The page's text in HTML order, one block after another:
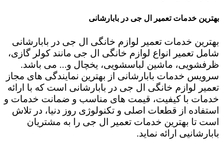
بهترین خدمات تعمیر ال جی در بابارشانی
بهترین خدمات تعمیر لوازم خانگی ال جی در بابارشانی
شامل تعمیر انواع لوازم خانگی ال جی مانند کولر گازی،
ظرفشویی، ماشین لباسشویی، یخچال و... می باشد.
سرویس خدمات بابارشانی از بهترین نمایندگی های مجاز
تعمیر لوازم خانگی ال جی در بابارشانی است که با ارائه
خدمات با کیفیت، قیمت های مناسب و ضمانت خدمات و
استفاده از قطعات اصلی و تکنولوژی روز دنیا، در تلاش
است تا بهترین خدمات تعمیر ال جی را به مشتریان
بابارشانیی ارائه نماید.